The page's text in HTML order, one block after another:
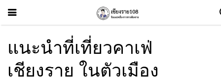
แนะนำที่เที่ยวคาเฟ่
เชียงราย ในตัวเมือง